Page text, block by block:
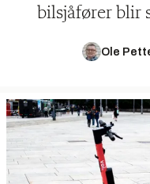
bilsjåfører blir
Ole